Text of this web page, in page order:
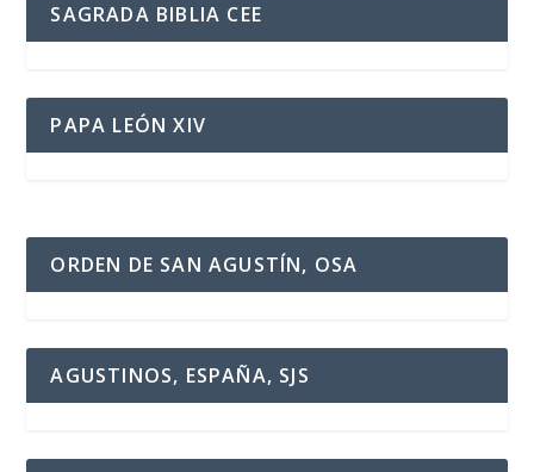
SAGRADA BIBLIA CEE
PAPA LEÓN XIV
ORDEN DE SAN AGUSTÍN, OSA
AGUSTINOS, ESPAÑA, SJS